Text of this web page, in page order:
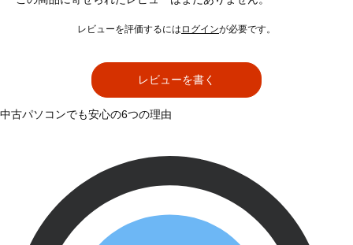
レビューを評価するには ログインが必要です。
レビューを書く
中古パソコンでも安心の6つの理由